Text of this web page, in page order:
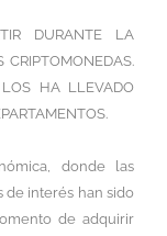
DURANTE LA
HA LLEVADO
donde las
de interés han sido
de adquirir